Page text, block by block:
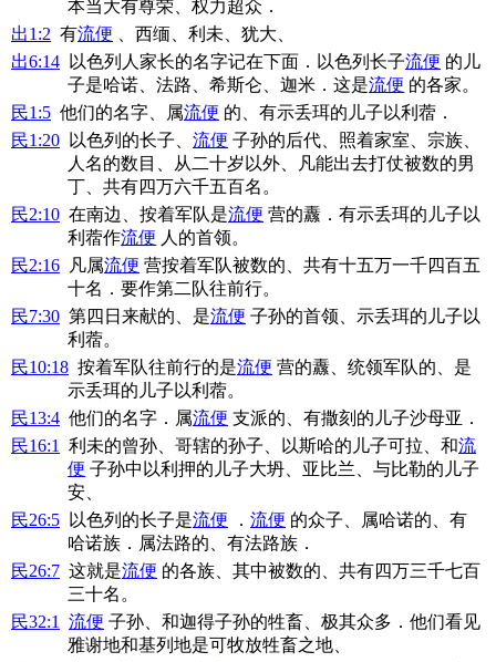
本当大有尊荣、权力超众．
出1:2 有流便 、西缅、利未、犹大、
出6:14 以色列人家长的名字记在下面．以色列长子流便 的儿
子是哈诺、法路、希斯仑、迦米．这是流便 的各家。
民1:5 他们的名字、属流便 的、有示丢珥的儿子以利蓿．
民1:20 以色列的长子、 流便 子孙的后代、照着家室、宗族、
人名的数目、从二十岁以外、凡能出去打仗被数的男
丁、共有四万六千五百名。
民2:10 在南边、按着军队是流便 营的纛．有示丢珥的儿子以
利蓿作流便 人的首领。
民2:16 凡属流便 营按着军队被数的、共有十五万一千四百五
十名．要作第二队往前行。
民7:30 第四日来献的、是流便 子孙的首领、示丢珥的儿子以
利蓿。
民10:18 按着军队往前行的是流便 营的纛、统领军队的、是
示丢珥的儿子以利蓿。
民13:4 他们的名字．属流便 支派的、有撒刻的儿子沙母亚．
民16:1
利未的曾孙、哥辖的孙子、以斯哈的儿子可拉、和流
便 子孙中以利押的儿子大坍、亚比兰、与比勒的儿子
安、
民26:5 以色列的长子是流便 ． 流便 的众子、属哈诺的、有
哈诺族．属法路的、有法路族．
民26:7 这就是流便 的各族、其中被数的、共有四万三千七百
三十名。
民32:1
流便 子孙、和迦得子孙的牲畜、极其众多．他们看见
雅谢地和基列地是可牧放牲畜之地、